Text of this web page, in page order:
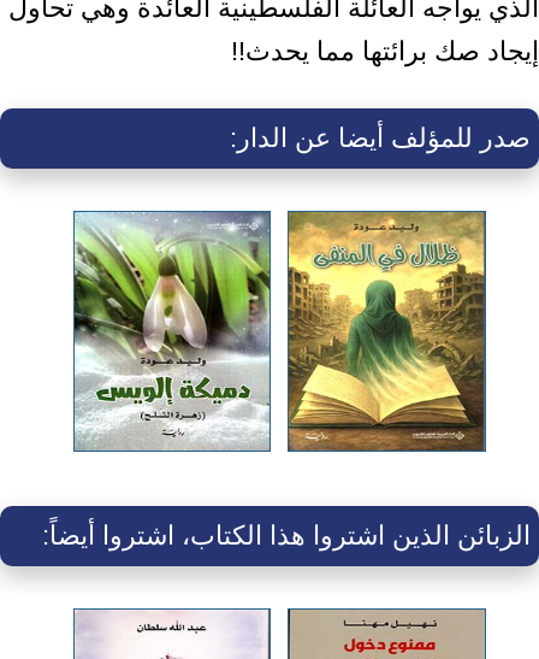
الذي يواجه العائلة الفلسطينية العائدة وهي تحاول
إيجاد صك برائتها مما يحدث!!
صدر للمؤلف أيضا عن الدار:
الزبائن الذين اشتروا هذا الكتاب، اشتروا أيضاً: